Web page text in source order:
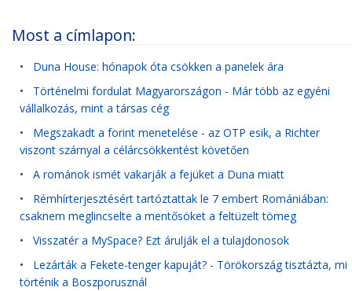
Most a címlapon:
• Duna House: hónapok óta csökken a panelek ára
• Történelmi fordulat Magyarországon - Már több az egyéni
vállalkozás, mint a társas cég
• Megszakadt a forint menetelése - az OTP esik, a Richter
viszont szárnyal a célárcsökkentést követően
• A románok ismét vakarják a fejüket a Duna miatt
• Rémhírterjesztésért tartóztattak le 7 embert Romániában:
csaknem meglincselte a mentősöket a feltüzelt tömeg
• Visszatér a MySpace? Ezt árulják el a tulajdonosok
• Lezárták a Fekete-tenger kapuját? - Törökország tisztázta, mi
történik a Boszporusznál